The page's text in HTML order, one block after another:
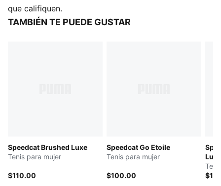
Tipo de talón: plano
Elementos de diseño emblemáticos de PUMA
que califiquen.
TAMBIÉN TE PUEDE GUSTAR
Speedcat Brushed Luxe
Tenis para mujer
$110.00
Speedcat Go Etoile
Tenis para mujer
$100.00
Luxe